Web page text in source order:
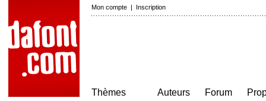
Mon compte | Inscription
Thèmes
Auteurs
Forum